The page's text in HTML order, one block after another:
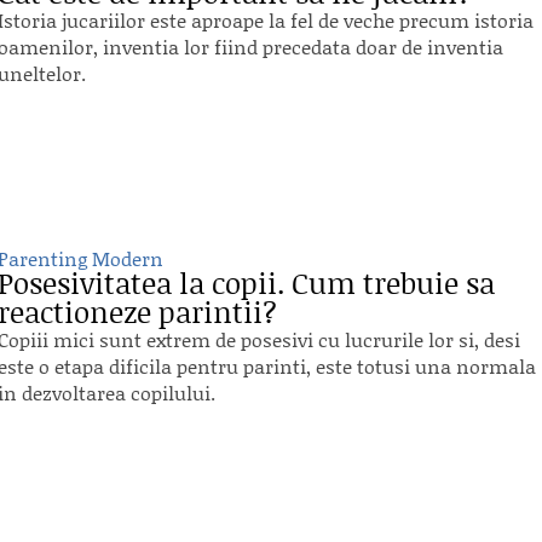
jucariilor este aproape la fel de veche precum istoria
inventia lor fiind precedata doar de inventia
Modern
la copii. Cum trebuie sa
parintii?
mici sunt extrem de posesivi cu lucrurile lor si, desi
o etapa dificila pentru parinti, este totusi una normala
dezvoltarea copilului.